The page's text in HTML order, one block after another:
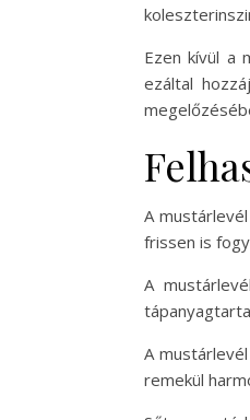
Ezen kívül a
ezáltal
A
frissen is
A
A
remekül